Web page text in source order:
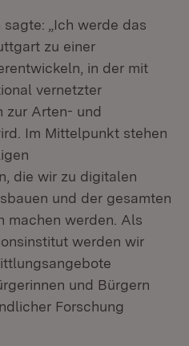
„Ich werde das
zu einer
in der mit
vernetzter
zur Arten- und
Im Mittelpunkt stehen
die wir zu digitalen
und der gesamten
machen werden. Als
werden wir
und Bürgern
Forschung